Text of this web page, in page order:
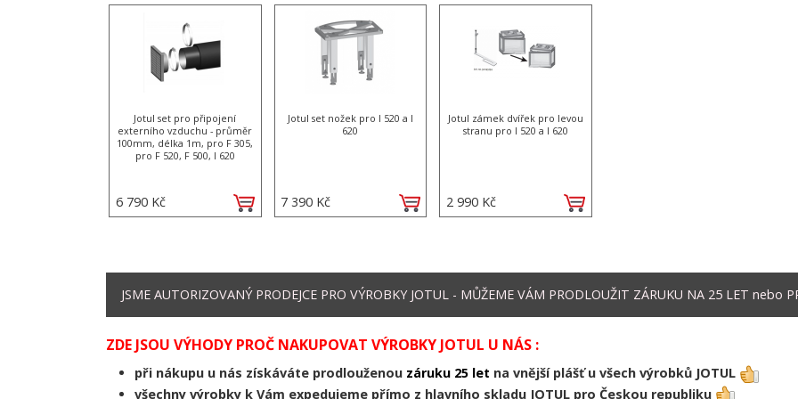
Jotul set pro připojení
externího vzduchu - průměr
100mm, délka 1m, pro F 305,
pro F 520, F 500, I 620
6 790 Kč
Jotul set nožek pro I 520 a I
620
7 390 Kč
Jotul zámek dvířek pro levou
stranu pro I 520 a I 620
2 990 Kč
JSME AUTORIZOVANÝ PRODEJCE PRO VÝROBKY JOTUL - MŮŽEME VÁM PRODLOUŽIT ZÁRUKU NA 25 LET nebo
ZDE JSOU VÝHODY PROČ NAKUPOVAT VÝROBKY JOTUL U NÁS :
při nákupu u nás získáváte prodlouženou záruku 25 let na vnější plášť u všech výrobků JOTUL
všechny výrobky k Vám expedujeme přímo z hlavního skladu JOTUL pro Českou republiku